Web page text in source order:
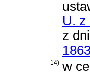
U. z
z
14) w